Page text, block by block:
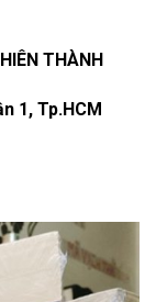
THÀNH
1, Tp.HCM